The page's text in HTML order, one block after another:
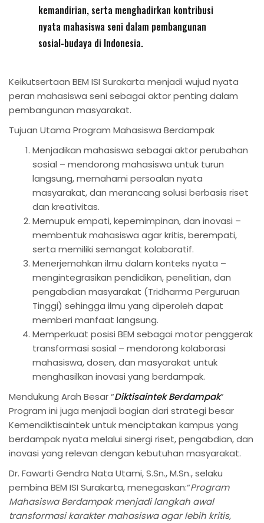
kemandirian, serta menghadirkan kontribusi
nyata mahasiswa seni dalam pembangunan
sosial-budaya di Indonesia.
Keikutsertaan BEM ISI Surakarta menjadi wujud nyata
peran mahasiswa seni sebagai aktor penting dalam
pembangunan masyarakat.
Tujuan Utama Program Mahasiswa Berdampak
Menjadikan mahasiswa sebagai aktor perubahan
sosial – mendorong mahasiswa untuk turun
langsung, memahami persoalan nyata
masyarakat, dan merancang solusi berbasis riset
dan kreativitas.
Memupuk empati, kepemimpinan, dan inovasi –
membentuk mahasiswa agar kritis, berempati,
serta memiliki semangat kolaboratif.
Menerjemahkan ilmu dalam konteks nyata –
mengintegrasikan pendidikan, penelitian, dan
pengabdian masyarakat (Tridharma Perguruan
Tinggi) sehingga ilmu yang diperoleh dapat
memberi manfaat langsung.
Memperkuat posisi BEM sebagai motor penggerak
transformasi sosial – mendorong kolaborasi
mahasiswa, dosen, dan masyarakat untuk
menghasilkan inovasi yang berdampak.
Mendukung Arah Besar “Diktisaintek Berdampak”
Program ini juga menjadi bagian dari strategi besar
Kemendiktisaintek untuk menciptakan kampus yang
berdampak nyata melalui sinergi riset, pengabdian, dan
inovasi yang relevan dengan kebutuhan masyarakat.
Dr. Fawarti Gendra Nata Utami, S.Sn., M.Sn., selaku
pembina BEM ISI Surakarta, menegaskan:“Program
Mahasiswa Berdampak menjadi langkah awal
transformasi karakter mahasiswa agar lebih kritis,